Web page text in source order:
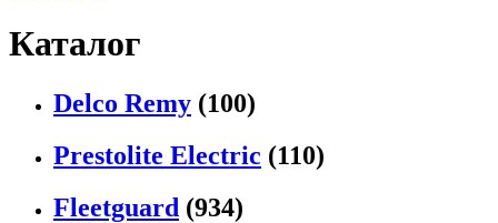
Каталог
Delco Remy (100)
Prestolite Electric (110)
Fleetguard (934)